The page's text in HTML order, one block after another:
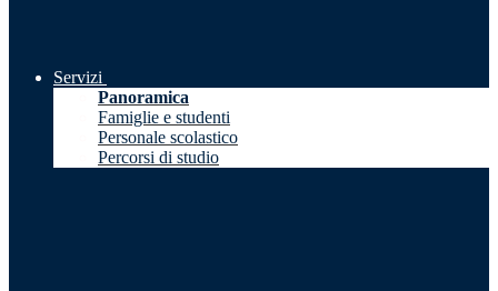
Servizi
Panoramica
Famiglie e studenti
Personale scolastico
Percorsi di studio